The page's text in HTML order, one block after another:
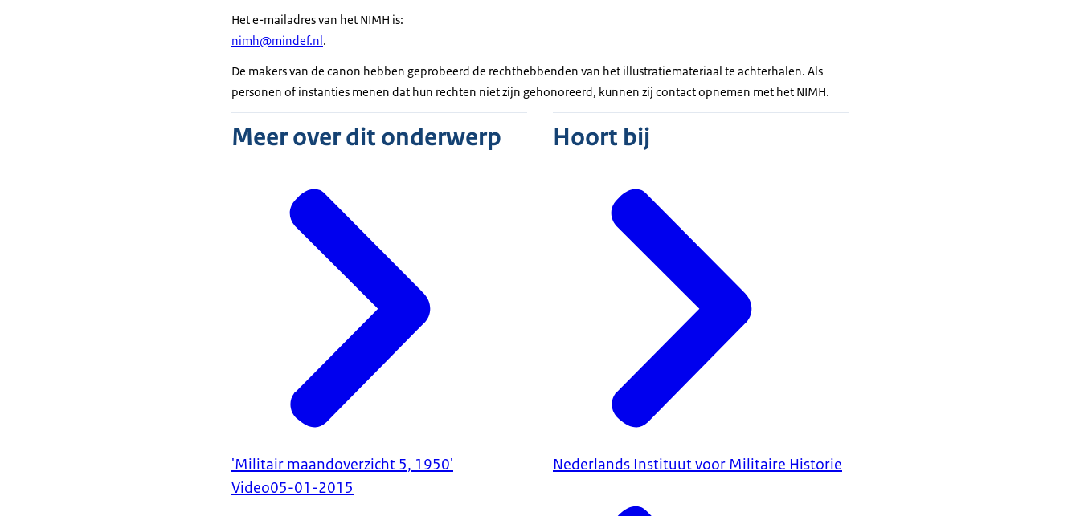
Het e-mailadres van het NIMH is:
nimh@mindef.nl .
De makers van de canon hebben geprobeerd de rechthebbenden van het illustratiemateriaal te achterhalen. Als
personen of instanties menen dat hun rechten niet zijn gehonoreerd, kunnen zij contact opnemen met het NIMH.
Meer over dit onderwerp
'Militair maandoverzicht 5, 1950'
Video05-01-2015
Hoort bij
Nederlands Instituut voor Militaire Historie